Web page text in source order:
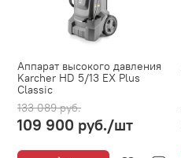
Аппарат высокого давления
Karcher HD 5/13 EX Plus
Classic
133 089 руб.
109 900 руб./шт